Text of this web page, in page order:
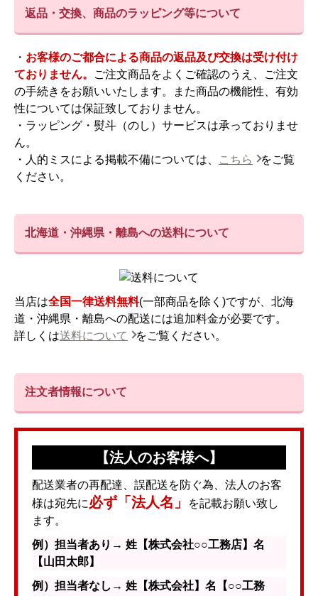
返品・交換、商品のラッピング等について
・ お客様のご都合による商品の返品及び交換は受け付け
ておりません。
ご注文商品をよくご確認のうえ、ご注文
の手続きをお願いいたします。また商品の機能性、有効
性については保証致しておりません。
・ラッピング・熨斗（のし）サービスは承っておりませ
ん。
・人的ミスによる掲載不備については、
こちら
をご覧
ください。
北海道・沖縄県・離島への送料について
当店は全国一律送料無料(一部商品を除く)ですが、北海
道・沖縄県・離島への配送には追加料金が必要です。
詳しくは送料について をご覧ください。
注文者情報について
【法人のお客様へ】
配送業者の再配達、誤配送を防ぐ為、法人のお客
様は宛先に必ず「法人名」
を記載お願い致し
ます。
例）担当者あり→ 姓【株式会社○○工務店】名
【山田太郎】
例）担当者なし→ 姓【株式会社】名【○○工務